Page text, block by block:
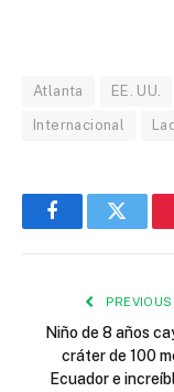
Atlanta EE. UU.
Internacional
FacebookTwitter
Niño de 8 años
cráter de 100
Ecuador e